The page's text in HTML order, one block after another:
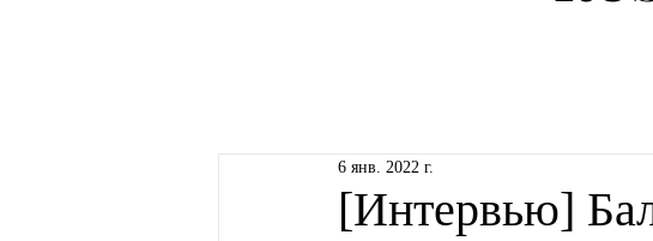
[Интервью]
6 янв. 2022 г.